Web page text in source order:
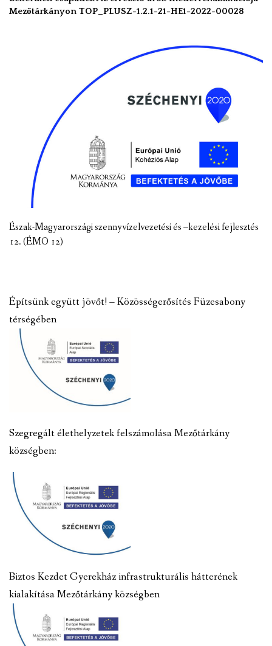
Mezőtárkányon TOP_PLUSZ-1.2.1-21-HE1-2022-00028
Észak-Magyarországi szennyvízelvezetési és –kezelési fejlesztés
12. (ÉMO 12)
Építsünk együtt jövőt! – Közösségerősítés Füzesabony
térségében
Szegregált élethelyzetek felszámolása Mezőtárkány
községben:
Biztos Kezdet Gyerekház infrastrukturális hátterének
kialakítása Mezőtárkány községben